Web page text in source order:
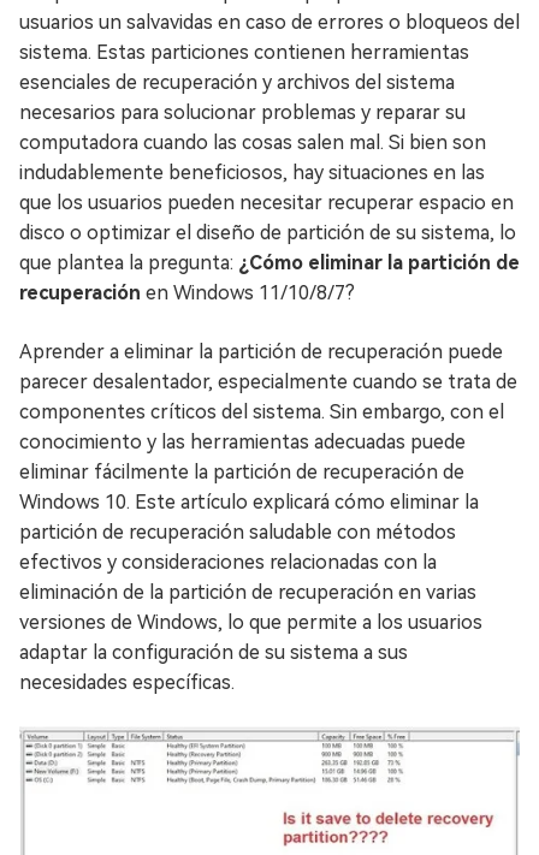
usuarios un salvavidas en caso de errores o bloqueos del
sistema. Estas particiones contienen herramientas
esenciales de recuperación y archivos del sistema
necesarios para solucionar problemas y reparar su
computadora cuando las cosas salen mal. Si bien son
indudablemente beneficiosos, hay situaciones en las
que los usuarios pueden necesitar recuperar espacio en
disco o optimizar el diseño de partición de su sistema, lo
que plantea la pregunta: ¿Cómo eliminar la partición de
recuperación en Windows 11/10/8/7?
Aprender a eliminar la partición de recuperación puede
parecer desalentador, especialmente cuando se trata de
componentes críticos del sistema. Sin embargo, con el
conocimiento y las herramientas adecuadas puede
eliminar fácilmente la partición de recuperación de
Windows 10. Este artículo explicará cómo eliminar la
partición de recuperación saludable con métodos
efectivos y consideraciones relacionadas con la
eliminación de la partición de recuperación en varias
versiones de Windows, lo que permite a los usuarios
adaptar la configuración de su sistema a sus
necesidades específicas.